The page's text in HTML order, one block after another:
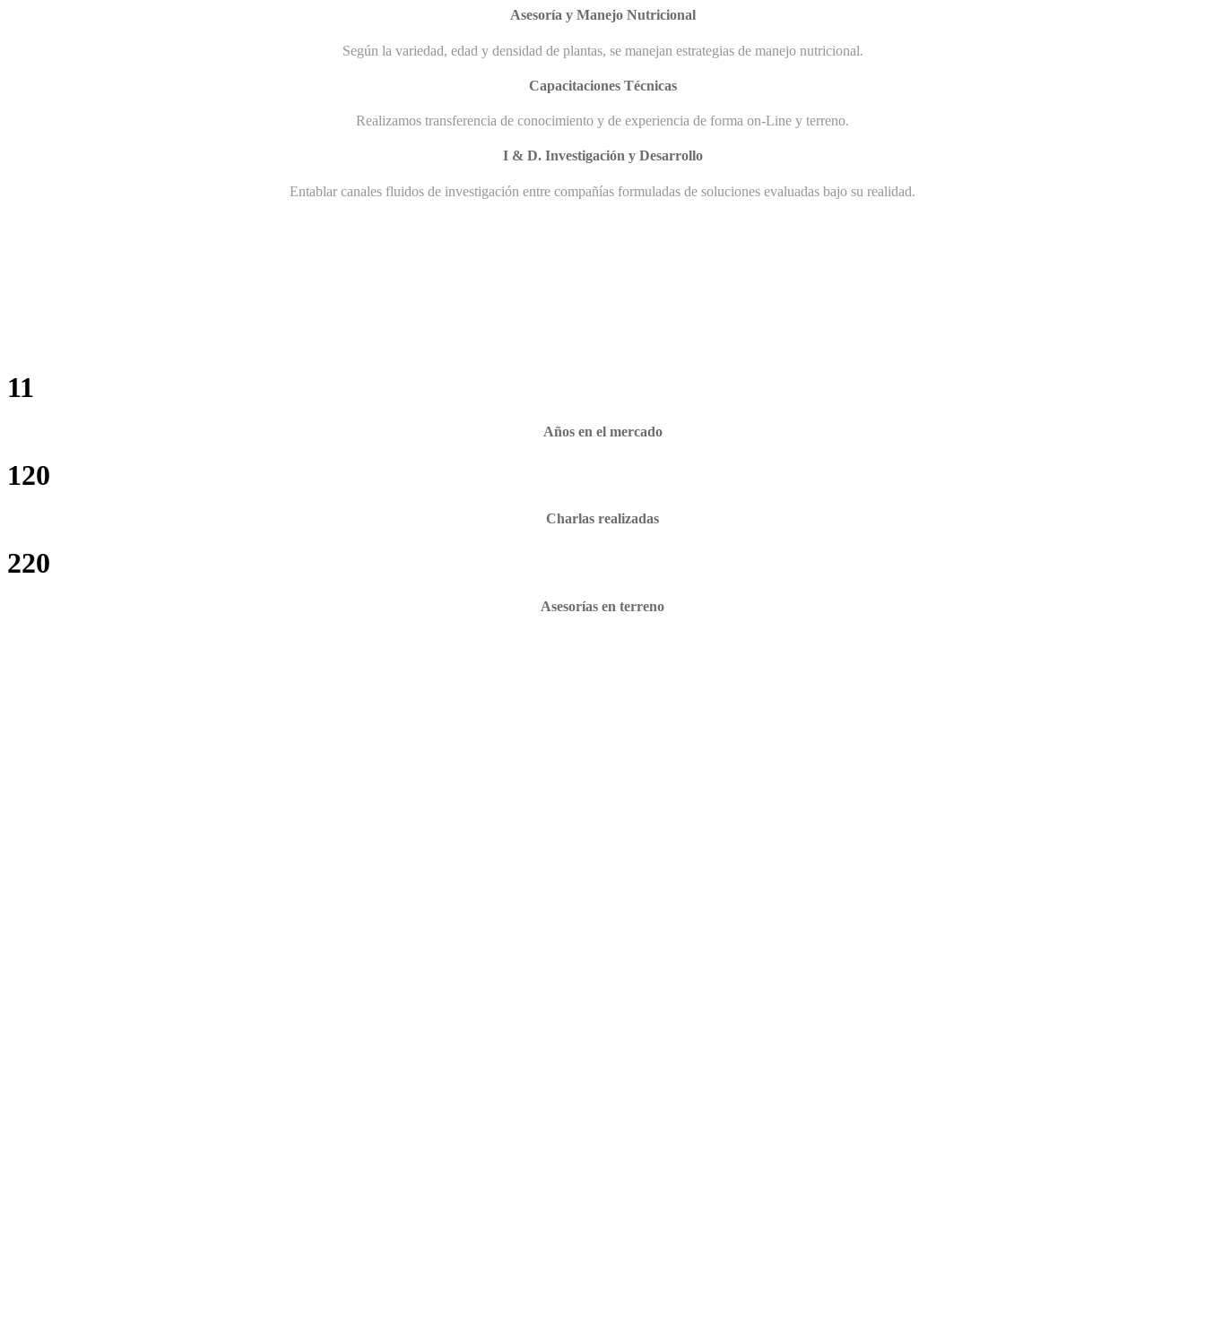
Asesoría y Manejo Nutricional
Según la variedad, edad y densidad de plantas, se manejan estrategias de manejo nutricional.
Capacitaciones Técnicas
Realizamos transferencia de conocimiento y de experiencia de forma on-Line y terreno.
I & D. Investigación y Desarrollo
Entablar canales fluidos de investigación entre compañías formuladas de soluciones evaluadas bajo su realidad.
11
Años en el mercado
120
Charlas realizadas
220
Asesorías en terreno